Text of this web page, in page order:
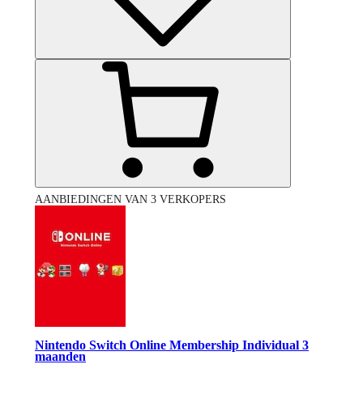
AANBIEDINGEN VAN 3 VERKOPERS
Nintendo Switch Online Membership Individual 3
maanden